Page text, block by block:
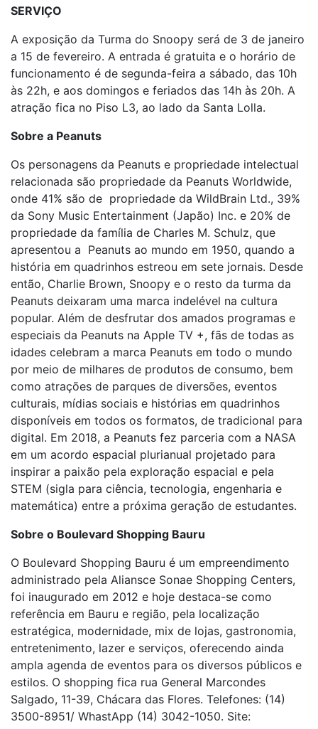
SERVIÇO
A exposição da Turma do Snoopy será de 3 de janeiro
a 15 de fevereiro. A entrada é gratuita e o horário de
funcionamento é de segunda-feira a sábado, das 10h
às 22h, e aos domingos e feriados das 14h às 20h. A
atração fica no Piso L3, ao lado da Santa Lolla.
Sobre a Peanuts
Os personagens da Peanuts e propriedade intelectual
relacionada são propriedade da Peanuts Worldwide,
onde 41% são de propriedade da WildBrain Ltd., 39%
da Sony Music Entertainment (Japão) Inc. e 20% de
propriedade da família de Charles M. Schulz, que
apresentou a Peanuts ao mundo em 1950, quando a
história em quadrinhos estreou em sete jornais. Desde
então, Charlie Brown, Snoopy e o resto da turma da
Peanuts deixaram uma marca indelével na cultura
popular. Além de desfrutar dos amados programas e
especiais da Peanuts na Apple TV +, fãs de todas as
idades celebram a marca Peanuts em todo o mundo
por meio de milhares de produtos de consumo, bem
como atrações de parques de diversões, eventos
culturais, mídias sociais e histórias em quadrinhos
disponíveis em todos os formatos, de tradicional para
digital. Em 2018, a Peanuts fez parceria com a NASA
em um acordo espacial plurianual projetado para
inspirar a paixão pela exploração espacial e pela
STEM (sigla para ciência, tecnologia, engenharia e
matemática) entre a próxima geração de estudantes.
Sobre o Boulevard Shopping Bauru
O Boulevard Shopping Bauru é um empreendimento
administrado pela Aliansce Sonae Shopping Centers,
foi inaugurado em 2012 e hoje destaca-se como
referência em Bauru e região, pela localização
estratégica, modernidade, mix de lojas, gastronomia,
entretenimento, lazer e serviços, oferecendo ainda
ampla agenda de eventos para os diversos públicos e
estilos. O shopping fica rua General Marcondes
Salgado, 11-39, Chácara das Flores. Telefones: (14)
3500-8951/ WhastApp (14) 3042-1050. Site: